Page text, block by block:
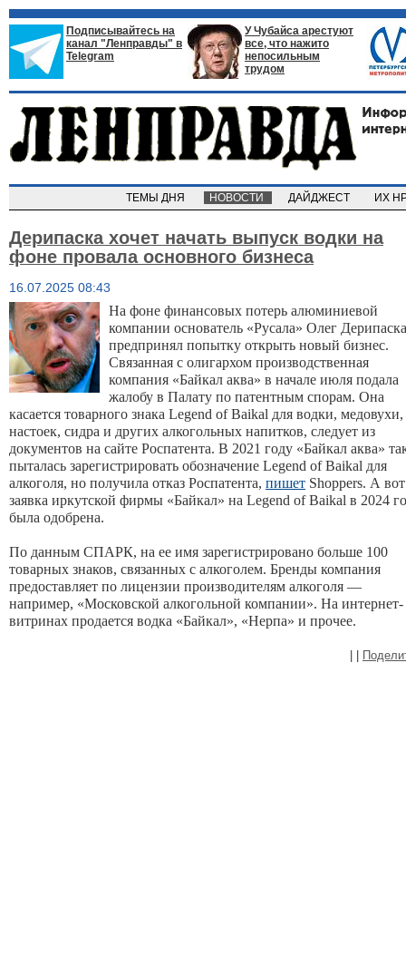
Подписывайтесь на
канал "Ленправды" в
Telegram
У Чубайса арестуют
все, что нажито
непосильным
трудом
ТЕМЫ ДНЯ НОВОСТИ ДАЙДЖЕСТ ИХ
Дерипаска хочет начать выпуск водки на
фоне провала основного бизнеса
16.07.2025 08:43
На фоне финансовых потерь алюминиевой
компании основатель «Русала» Олег Дерипаска
предпринял попытку открыть новый бизнес.
Связанная с олигархом производственная
компания «Байкал аква» в начале июля подала
жалобу в Палату по патентным спорам. Она
касается товарного знака Legend of Baikal для водки, медовухи,
настоек, сидра и других алкогольных напитков, следует из
документов на сайте Роспатента. В 2021 году «Байкал аква»
пыталась зарегистрировать обозначение Legend of Baikal для
алкоголя, но получила отказ Роспатента, пишет Shoppers. А вот
заявка иркутской фирмы «Байкал» на Legend of Baikal в 2024
была одобрена.
По данным СПАРК, на ее имя зарегистрировано больше 100
товарных знаков, связанных с алкоголем. Бренды компания
предоставляет по лицензии производителям алкоголя —
например, «Московской алкогольной компании». На интернет-
витринах продается водка «Байкал», «Нерпа» и прочее.